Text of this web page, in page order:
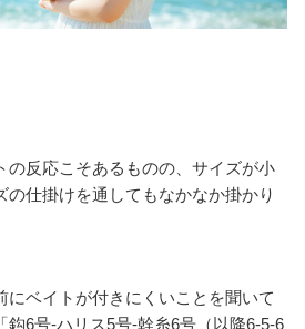
の反応こそあるものの、サイズが小
の仕掛けを通してもなかなか掛かり
にベイトが付きにくいことを聞いて
鈎6号-ハリス5号-幹糸6号（以降6-5-6